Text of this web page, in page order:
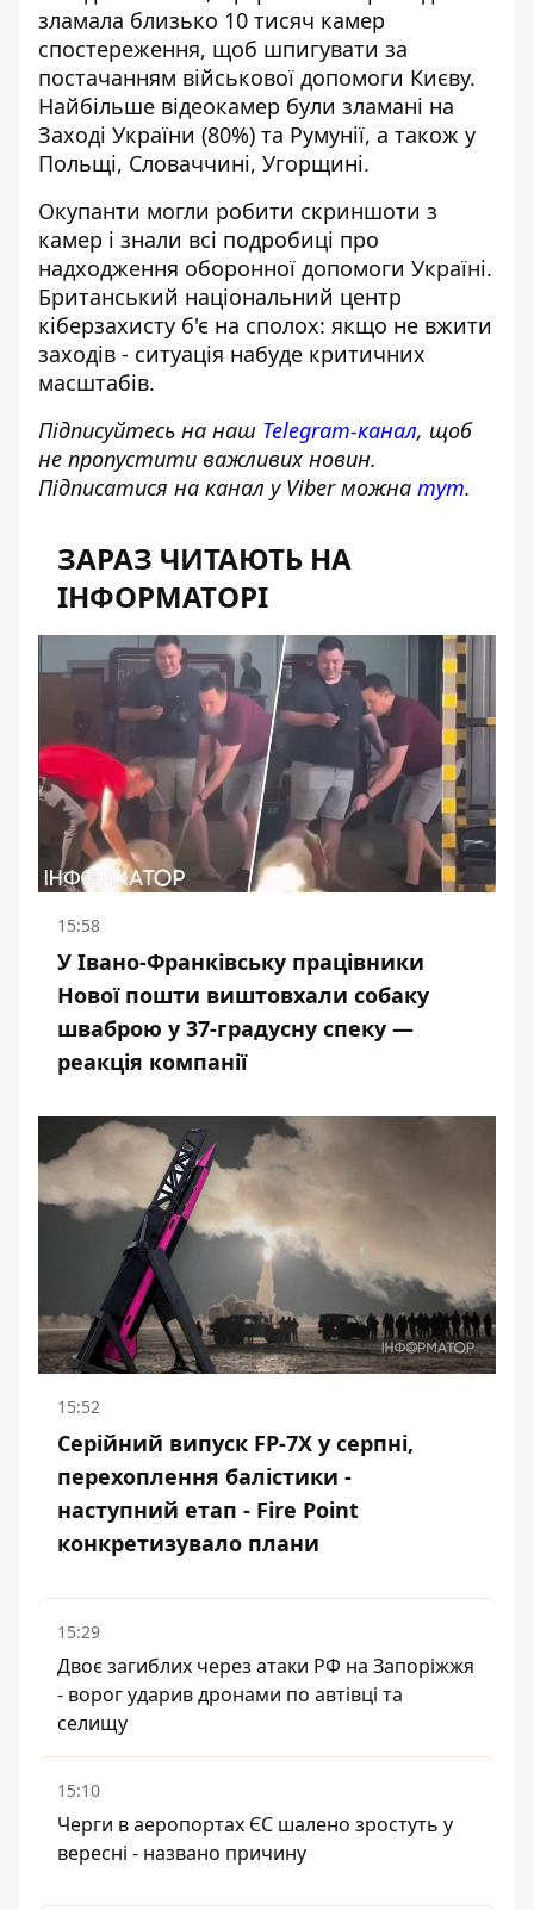
зламала близько 10 тисяч камер
спостереження, щоб шпигувати за
постачанням військової допомоги Києву.
Найбільше відеокамер були зламані на
Заході України (80%) та Румунії, а також у
Польщі, Словаччині, Угорщині.
Окупанти могли робити скриншоти з
камер і знали всі подробиці про
надходження оборонної допомоги Україні.
Британський національний центр
кіберзахисту б'є на сполох: якщо не вжити
заходів - ситуація набуде критичних
масштабів.
Підписуйтесь на наш Telegram-канал, щоб
не пропустити важливих новин.
Підписатися на канал у Viber можна тут.
ЗАРАЗ ЧИТАЮТЬ НА
ІНФОРМАТОРІ
15:58
У Івано-Франківську працівники
Нової пошти виштовхали собаку
шваброю у 37-градусну спеку —
реакція компанії
15:52
Серійний випуск FP-7X у серпні,
перехоплення балістики -
наступний етап - Fire Point
конкретизувало плани
15:29
Двоє загиблих через атаки РФ на Запоріжжя
- ворог ударив дронами по автівці та
селищу
15:10
Черги в аеропортах ЄС шалено зростуть у
вересні - названо причину